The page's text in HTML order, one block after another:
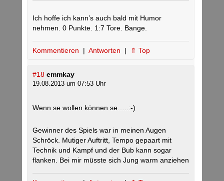
Ich hoffe ich kann’s auch bald mit Humor
nehmen. 0 Punkte. 1:7 Tore. Bange.
Kommentieren | Antworten | ⇑ Top
#18 emmkay
19.08.2013 um 07:53 Uhr
Wenn se wollen können se…..:-)
Gewinner des Spiels war in meinen Augen
Schröck. Mutiger Auftritt, Tempo gepaart mit
Technik und Kampf und der Bub kann sogar
flanken. Bei mir müsste sich Jung warm anziehen